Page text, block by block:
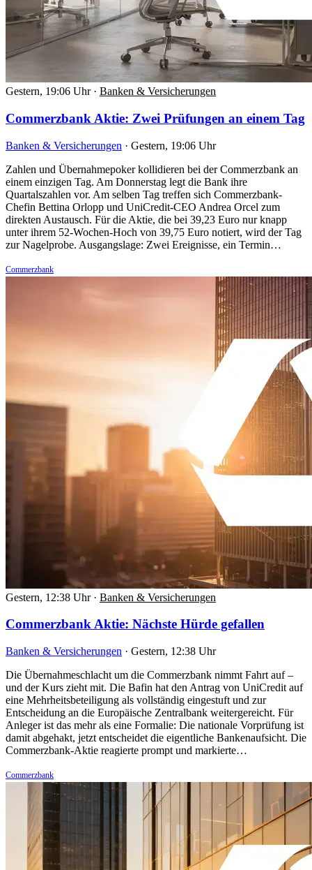
Gestern, 19:06 Uhr · Banken & Versicherungen
Commerzbank Aktie: Zwei Prüfungen an einem Tag
Banken & Versicherungen · Gestern, 19:06 Uhr
Zahlen und Übernahmepoker kollidieren bei der Commerzbank an
einem einzigen Tag. Am Donnerstag legt die Bank ihre
Quartalszahlen vor. Am selben Tag treffen sich Commerzbank-
Chefin Bettina Orlopp und UniCredit-CEO Andrea Orcel zum
direkten Austausch. Für die Aktie, die bei 39,23 Euro nur knapp
unter ihrem 52-Wochen-Hoch von 39,75 Euro notiert, wird der Tag
zur Nagelprobe. Ausgangslage: Zwei Ereignisse, ein Termin…
Commerzbank
Gestern, 12:38 Uhr · Banken & Versicherungen
Commerzbank Aktie: Nächste Hürde gefallen
Banken & Versicherungen · Gestern, 12:38 Uhr
Die Übernahmeschlacht um die Commerzbank nimmt Fahrt auf –
und der Kurs zieht mit. Die Bafin hat den Antrag von UniCredit auf
eine Mehrheitsbeteiligung als vollständig eingestuft und zur
Entscheidung an die Europäische Zentralbank weitergereicht. Für
Anleger ist das mehr als eine Formalie: Die nationale Vorprüfung ist
damit abgehakt, jetzt entscheidet die eigentliche Bankenaufsicht. Die
Commerzbank-Aktie reagierte prompt und markierte…
Commerzbank